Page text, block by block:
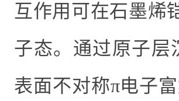
互作用可在石墨烯
子态。通过原子层
表面不对称π电子